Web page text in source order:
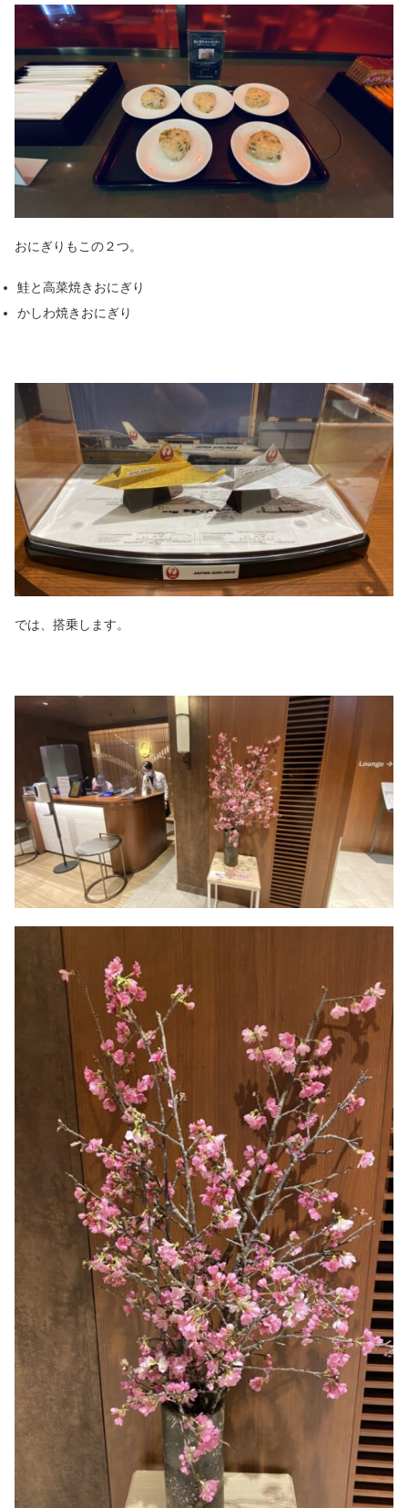
おにぎりもこの２つ。
鮭と高菜焼きおにぎり
かしわ焼きおにぎり
では、搭乗します。